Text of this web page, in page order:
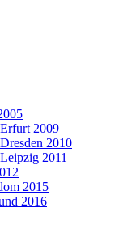
2009
2010
2011
2015
2016